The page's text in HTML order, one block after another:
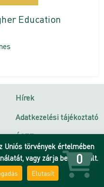
Education
Hírek
Adatkezelési tájékoztató
ÁSZF
Impresszum
Kapcsolat
Uniós törvények értelmében
vagy zárja be az oldalt.
Elutasít
0